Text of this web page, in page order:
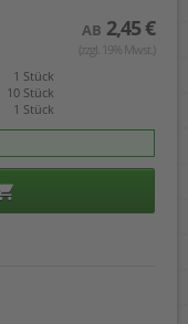
AB 2,45 €
(zzgl. 19% Mwst.)
1 Stück
10 Stück
1 Stück